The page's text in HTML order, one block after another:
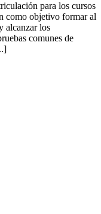
para los cursos
como objetivo formar al
alcanzar los
comunes de